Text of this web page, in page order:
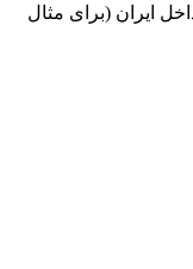
ایران (برای مثال